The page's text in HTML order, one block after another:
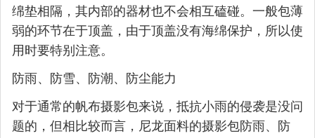
绵垫相隔，其内部的器材也不会相互磕碰。一般包薄
弱的环节在于顶盖，由于顶盖没有海绵保护，所以使
用时要特别注意。
防雨、防雪、防潮、防尘能力
对于通常的帆布摄影包来说，抵抗小雨的侵袭是没问
题的，但相比较而言，尼龙面料的摄影包防雨、防